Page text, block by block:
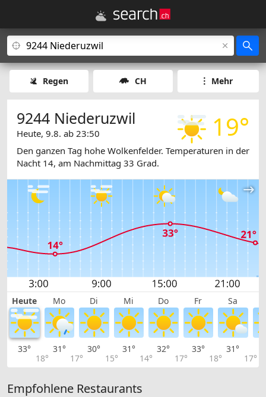
Regen CH Mehr
19°
9244 Niederuzwil
Heute, 9.8. ab 23:50
Den ganzen Tag hohe Wolkenfelder. Temperaturen in der
Nacht 14, am Nachmittag 33 Grad.
Heute Mo Di Mi Do Fr Sa
33°
18°
31°
17°
30°
15°
31°
14°
32°
17°
33°
18°
31°
17°
Empfohlene Restaurants